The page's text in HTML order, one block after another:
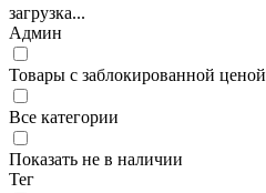
загрузка...
Админ
Товары с заблокированной ценой
Все категории
Показать не в наличии
Тег